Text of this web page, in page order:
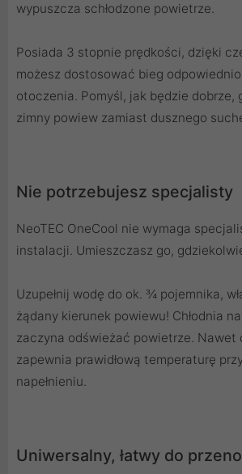
wypuszcza schłodzone powietrze.
Posiada 3 stopnie prędkości, dzięki
możesz dostosować bieg odpowiednio
otoczenia. Pomyśl, jak będzie dobrze,
zimny powiew zamiast dusznego
Nie potrzebujesz specjalisty
NeoTEC OneCool nie wymaga
instalacji. Umieszczasz go,
Uzupełnij wodę do ok. ¾ pojemnika,
żądany kierunek powiewu! Chłodnia
zaczyna odświeżać powietrze. Nawet
zapewnia prawidłową temperaturę
napełnieniu.
Uniwersalny, łatwy do